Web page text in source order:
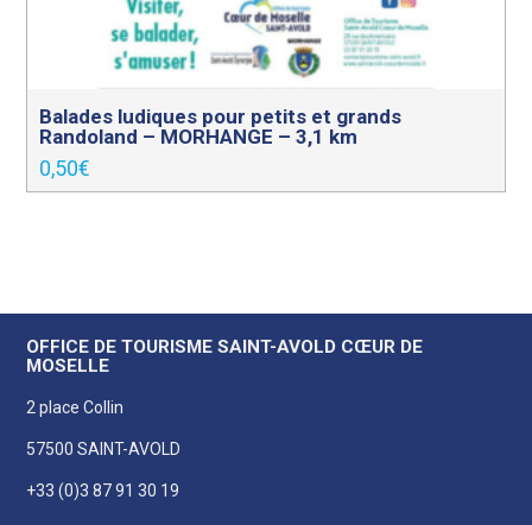
Balades ludiques pour petits et grands
Randoland – MORHANGE – 3,1 km
0,50€
OFFICE DE TOURISME SAINT-AVOLD CŒUR DE
MOSELLE
2 place Collin
57500 SAINT-AVOLD
+33 (0)3 87 91 30 19